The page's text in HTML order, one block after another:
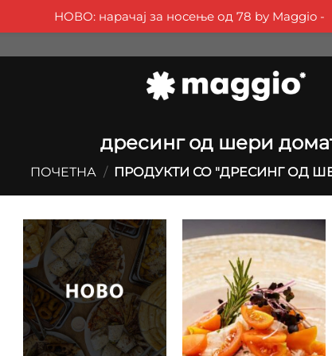
дресинг од шери
ПОЧЕТНА / ПРОДУКТИ СО "ДРЕСИНГ ОД
НОВО: нарачај за носење од 78 by Maggio -